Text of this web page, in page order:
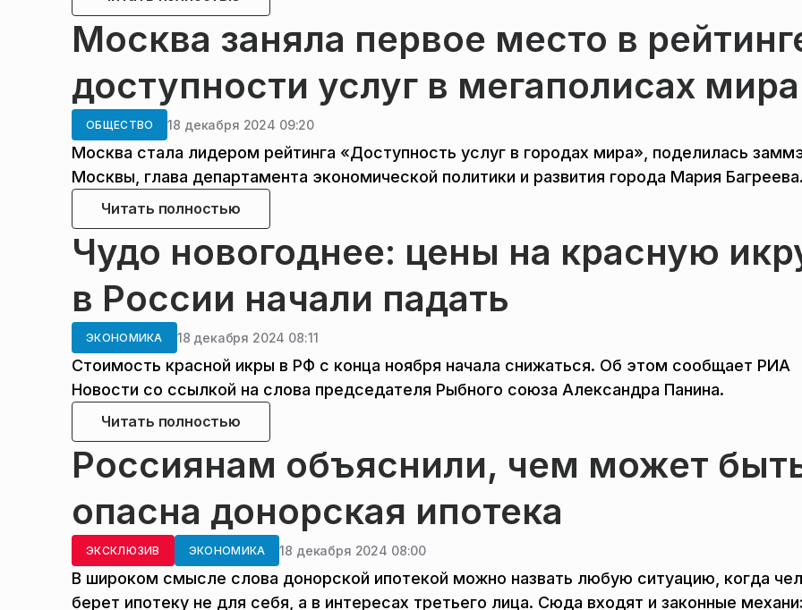
Москва заняла первое место в
доступности услуг в мегаполисах мира
ОБЩЕСТВО 18 декабря 2024 09:20
Москва стала лидером рейтинга «Доступность услуг в городах мира», поделилась
Москвы, глава департамента экономической политики и развития города Мария Багреева.
Читать полностью
Чудо новогоднее: цены на красную
в России начали падать
ЭКОНОМИКА 18 декабря 2024 08:11
Стоимость красной икры в РФ с конца ноября начала снижаться. Об этом сообщает РИА
Новости со ссылкой на слова председателя Рыбного союза Александра Панина.
Читать полностью
Россиянам объяснили, чем может
опасна донорская ипотека
ЭКСКЛЮЗИВ ЭКОНОМИКА 18 декабря 2024 08:00
В широком смысле слова донорской ипотекой можно назвать любую ситуацию, когда
берет ипотеку не для себя, а в интересах третьего лица. Сюда входят и законные